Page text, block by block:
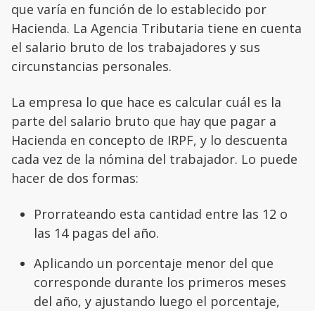
que varía en función de lo establecido por
Hacienda. La Agencia Tributaria tiene en cuenta
el salario bruto de los trabajadores y sus
circunstancias personales.
La empresa lo que hace es calcular cuál es la
parte del salario bruto que hay que pagar a
Hacienda en concepto de IRPF, y lo descuenta
cada vez de la nómina del trabajador. Lo puede
hacer de dos formas:
Prorrateando esta cantidad entre las 12 o
las 14 pagas del año.
Aplicando un porcentaje menor del que
corresponde durante los primeros meses
del año, y ajustando luego el porcentaje,